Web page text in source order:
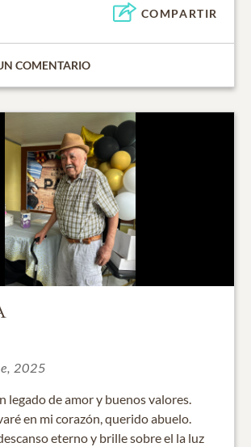
COMPARTIR
COMENTARIO
2025
legado de amor y buenos valores.
en mi corazón, querido abuelo.
eterno y brille sobre el la luz